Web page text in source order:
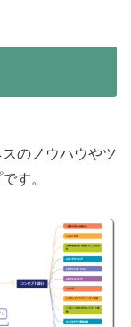
のノウハウやツ
す。